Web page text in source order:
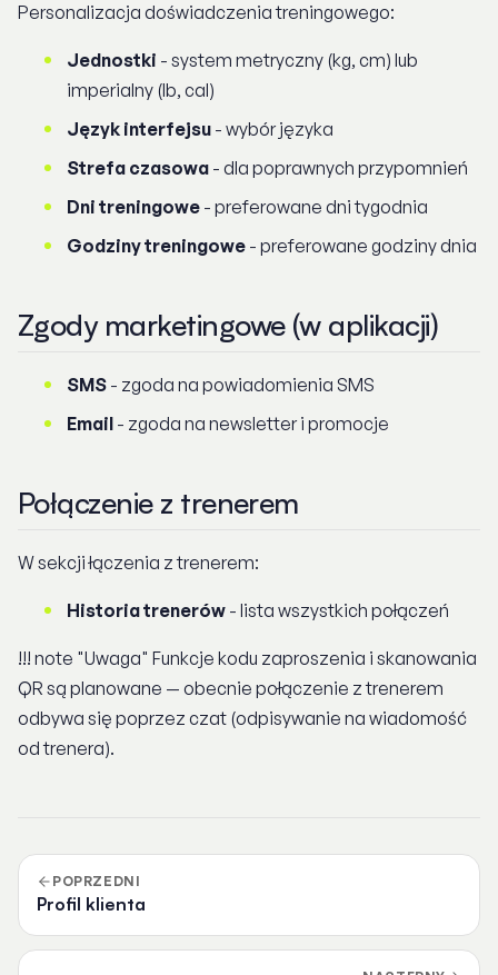
Personalizacja doświadczenia treningowego:
Jednostki - system metryczny (kg, cm) lub
imperialny (lb, cal)
Język interfejsu - wybór języka
Strefa czasowa - dla poprawnych przypomnień
Dni treningowe - preferowane dni tygodnia
Godziny treningowe - preferowane godziny dnia
Zgody marketingowe (w aplikacji)
SMS - zgoda na powiadomienia SMS
Email - zgoda na newsletter i promocje
Połączenie z trenerem
W sekcji łączenia z trenerem:
Historia trenerów - lista wszystkich połączeń
!!! note "Uwaga" Funkcje kodu zaproszenia i skanowania
QR są planowane — obecnie połączenie z trenerem
odbywa się poprzez czat (odpisywanie na wiadomość
od trenera).
POPRZEDNI
Profil klienta